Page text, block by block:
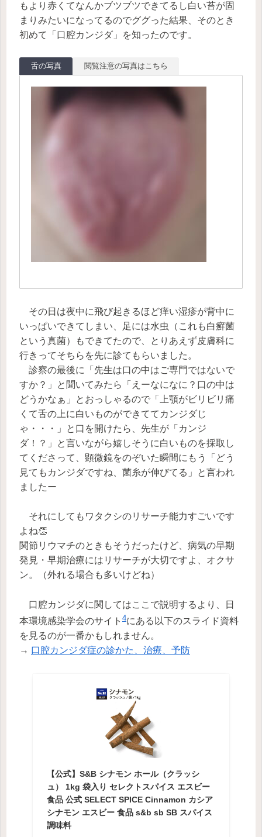
もより赤くてなんかブツブツできてるし白い苔が固
まりみたいになってるのでググった結果、そのとき
初めて「口腔カンジダ」を知ったのです。
舌の写真 閲覧注意の写真はこちら
その日は夜中に飛び起きるほど痒い湿疹が背中に
いっぱいできてしまい、足には水虫（これも白癬菌
という真菌）もできてたので、とりあえず皮膚科に
行きってそちらを先に診てもらいました。
診察の最後に「先生は口の中はご専門ではないで
すか？」と聞いてみたら「えーなになに？口の中は
どうかなぁ」とおっしゃるので「上顎がビリビリ痛
くて舌の上に白いものができててカンジダじ
ゃ・・・」と口を開けたら、先生が「カンジ
ダ！？」と言いながら嬉しそうに白いものを採取し
てくださって、顕微鏡をのぞいた瞬間にもう「どう
見てもカンジダですね、菌糸が伸びてる」と言われ
ましたー
それにしてもワタクシのリサーチ能力すごいです
よね👏
関節リウマチのときもそうだったけど、病気の早期
発見・早期治療にはリサーチが大切ですよ、オクサ
ン。（外れる場合も多いけどね）
口腔カンジダに関してはここで説明するより、日
本環境感染学会のサイト 4にある以下のスライド資料
を見るのが一番かもしれません。
→ 口腔カンジダ症の診かた、治療、予防
【公式】S&B シナモン ホール（クラッシ
ュ） 1kg 袋入り セレクトスパイス エスビー
食品 公式 SELECT SPICE Cinnamon カシア
シナモン エスビー 食品 s&b sb SB スパイス
調味料